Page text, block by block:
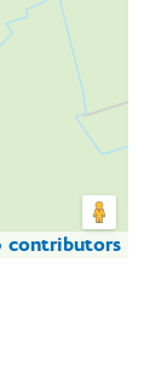
contributors